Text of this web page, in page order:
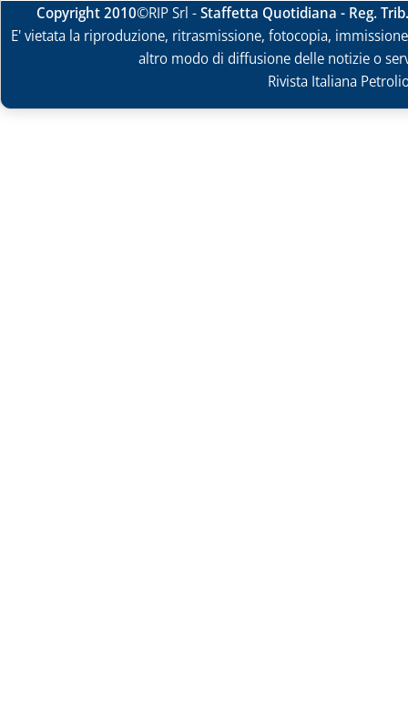
Copyright 2010©RIP Srl -Staffetta Quotidiana - Reg.
E' vietata la riproduzione, ritrasmissione, fotocopia,
altro modo di diffusione delle notizie o
Rivista Italiana